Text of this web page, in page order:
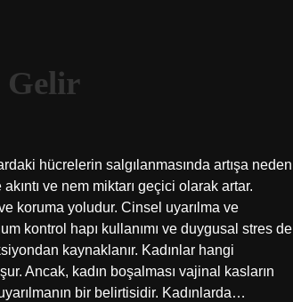
Gelir
hücrelerin salgılanmasında artışa neden
ve nem miktarı geçici olarak artar.
koruma yoludur. Cinsel uyarılma ve
kontrol hapı kullanımı ve duygusal stres de
kaynaklanır. Kadınlar hangi
Ancak, kadın boşalması vajinal kasların
bir belirtisidir. Kadınlarda…